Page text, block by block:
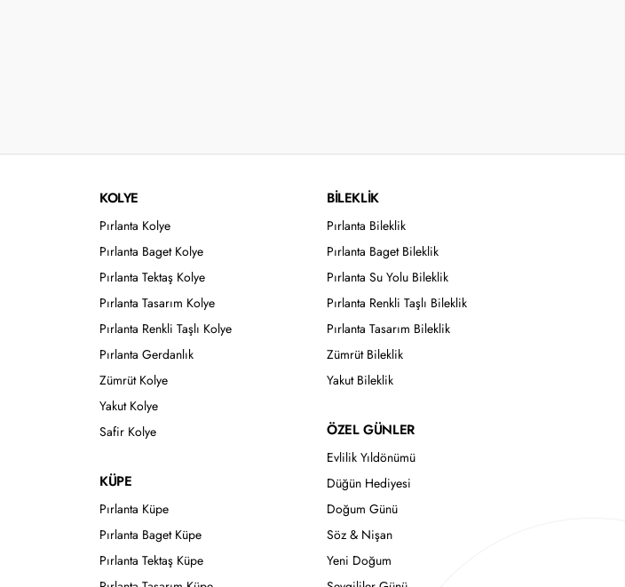
KOLYE
Pırlanta Kolye
Pırlanta Baget Kolye
Pırlanta Tektaş Kolye
Pırlanta Tasarım Kolye
Pırlanta Renkli Taşlı Kolye
Pırlanta Gerdanlık
Zümrüt Kolye
Yakut Kolye
Safir Kolye
KÜPE
Pırlanta Küpe
Pırlanta Baget Küpe
Pırlanta Tektaş Küpe
BİLEKLİK
Pırlanta Bileklik
Pırlanta Baget Bileklik
Pırlanta Su Yolu Bileklik
Pırlanta Renkli Taşlı Bileklik
Pırlanta Tasarım Bileklik
Zümrüt Bileklik
Yakut Bileklik
ÖZEL GÜNLER
Evlilik Yıldönümü
Düğün Hediyesi
Doğum Günü
Söz & Nişan
Yeni Doğum